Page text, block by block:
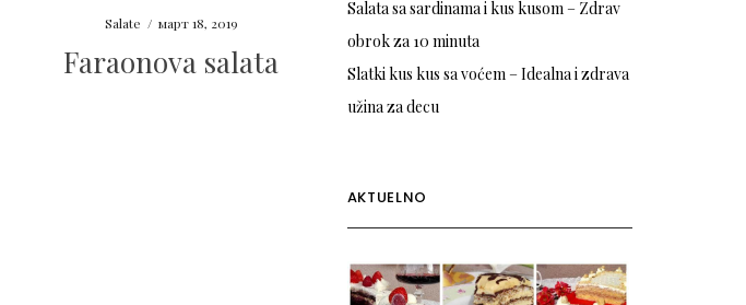
Salate / март 18, 2019
Faraonova salata
Salata sa sardinama i kus kusom – Zdrav
obrok za 10 minuta
Slatki kus kus sa voćem – Idealna i zdrava
užina za decu
AKTUELNO